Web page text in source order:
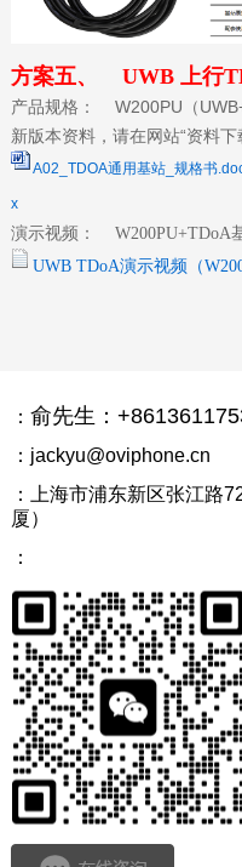
方案五、 UWB 上行
产品规格： W200PU（
新版本资料，请在网站“资料下
A02_TDOA通用基站_规格书
x
演示视频：
UWB TDoA演示视频（
： 俞先生：
：jackyu@oviphone.cn
：上海市浦东新区张江路
厦）
：